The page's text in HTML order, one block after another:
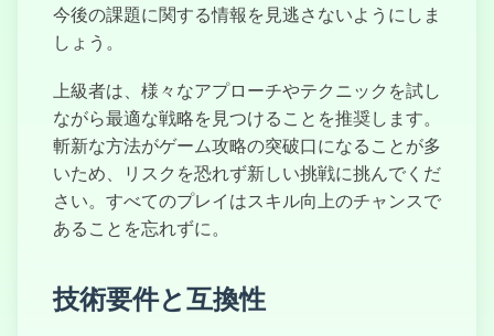
今後の課題に関する情報を見逃さないようにしま
しょう。
上級者は、様々なアプローチやテクニックを試し
ながら最適な戦略を見つけることを推奨します。
斬新な方法がゲーム攻略の突破口になることが多
いため、リスクを恐れず新しい挑戦に挑んでくだ
さい。すべてのプレイはスキル向上のチャンスで
あることを忘れずに。
技術要件と互換性